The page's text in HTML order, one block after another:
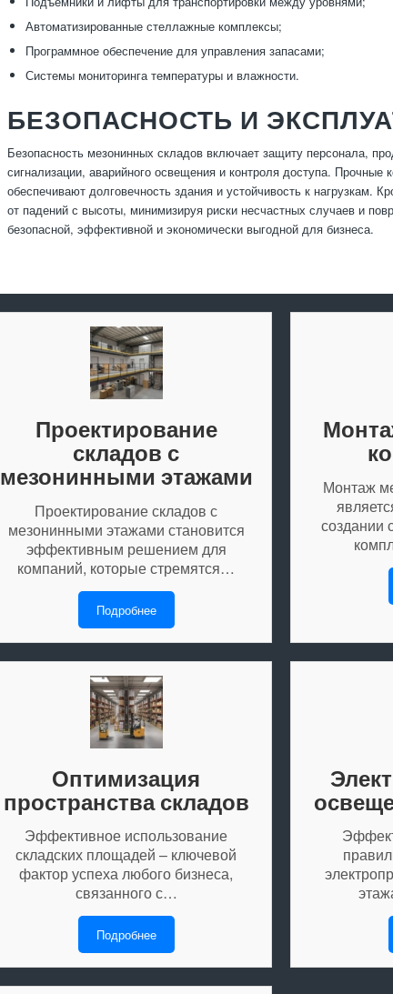
Автоматизированные стеллажные комплексы;
Программное обеспечение для управления запасами;
Системы мониторинга температуры и влажности.
БЕЗОПАСНОСТЬ И
Безопасность мезонинных складов включает защиту персонала,
сигнализации, аварийного освещения и контроля доступа.
обеспечивают долговечность здания и устойчивость к нагрузкам.
от падений с высоты, минимизируя риски несчастных случаев и
безопасной, эффективной и экономически выгодной для бизнеса.
Проектирование
складов с
мезонинными этажами
Проектирование складов с
мезонинными этажами становится
эффективным решением для
компаний, которые стремятся…
Подробнее
Монтаж
создании
Оптимизация
пространства складов
Эффективное использование
складских площадей – ключевой
фактор успеха любого бизнеса,
связанного с…
Подробнее